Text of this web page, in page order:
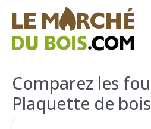
CHAUFFAGE AU BOIS
FAQ
Comparez les
Plaquette de